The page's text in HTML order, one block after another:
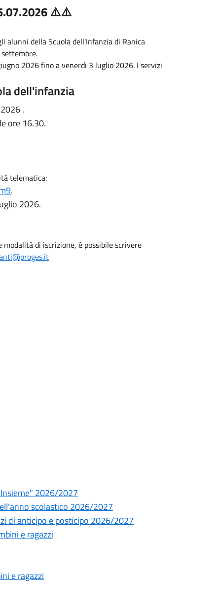
⚠️⚠️
alunni della Scuola dell'Infanzia di Ranica
2026 fino a venerdì 3 luglio 2026. I servizi
dell'infanzia
.
ore 16.30.
telematica:
.
2026.
di iscrizione, è possibile scrivere
2026/2027
scolastico 2026/2027
di anticipo e posticipo 2026/2027
e ragazzi
e ragazzi